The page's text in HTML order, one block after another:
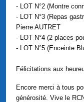
- LOT N°2 (Montre
- LOT N°3 (Repas
Pierre AUTRET
- LOT N°4 (2 places
- LOT N°5 (Enceinte
Félicitations aux
Encore merci à tous
générosité. Vive le